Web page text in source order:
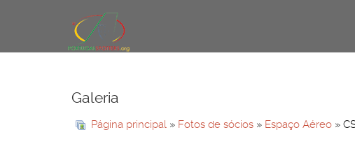
Galeria
Página principal » Fotos de sócios » Espaço Aéreo »